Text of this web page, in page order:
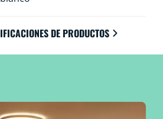
supuesto, mediante la aplicación
DE PRODUCTOS